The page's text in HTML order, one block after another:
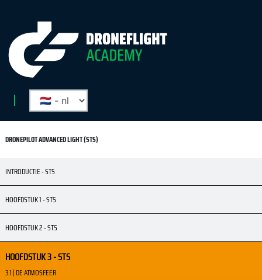
DRONEPILOT ADVANCED LIGHT (STS)
INTRODUCTIE - STS
HOOFDSTUK 1 - STS
HOOFDSTUK 2 - STS
HOOFDSTUK 3 - STS
3.1 | DE ATMOSFEER